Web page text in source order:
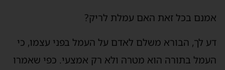
אמנם בכל זאת האם עמלת לריק?
דע לך, הבורא משלם לאדם על העמל בפני עצמו, כי
העמל בתורה הוא מטרה ולא רק אמצעי. כפי שאמרו